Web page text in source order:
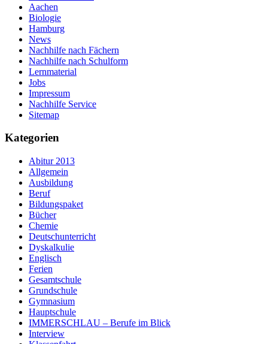
Aachen
Biologie
Hamburg
News
Nachhilfe nach Fächern
Nachhilfe nach Schulform
Lernmaterial
Jobs
Impressum
Nachhilfe Service
Sitemap
Kategorien
Abitur 2013
Allgemein
Ausbildung
Beruf
Bildungspaket
Bücher
Chemie
Deutschunterricht
Dyskalkulie
Englisch
Ferien
Gesamtschule
Grundschule
Gymnasium
Hauptschule
IMMERSCHLAU – Berufe im Blick
Interview